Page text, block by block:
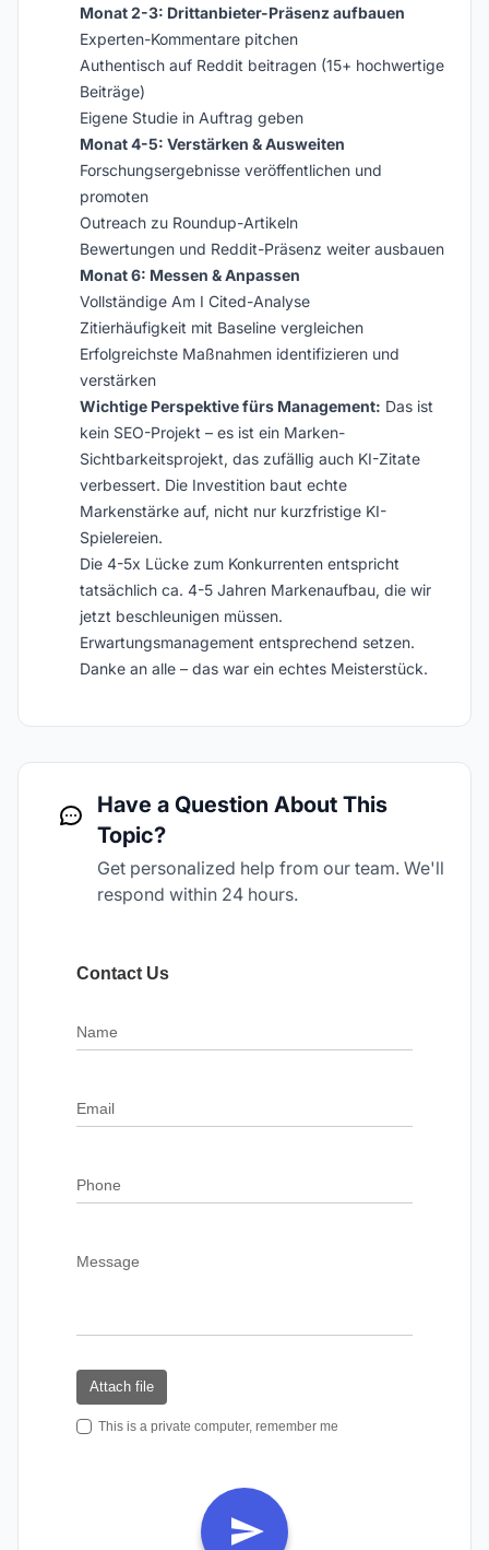
Monat 2-3: Drittanbieter-Präsenz aufbauen
Experten-Kommentare pitchen
Authentisch auf Reddit beitragen (15+ hochwertige
Beiträge)
Eigene Studie in Auftrag geben
Monat 4-5: Verstärken & Ausweiten
Forschungsergebnisse veröffentlichen und
promoten
Outreach zu Roundup-Artikeln
Bewertungen und Reddit-Präsenz weiter ausbauen
Monat 6: Messen & Anpassen
Vollständige Am I Cited-Analyse
Zitierhäufigkeit mit Baseline vergleichen
Erfolgreichste Maßnahmen identifizieren und
verstärken
Wichtige Perspektive fürs Management: Das ist
kein SEO-Projekt – es ist ein Marken-
Sichtbarkeitsprojekt, das zufällig auch KI-Zitate
verbessert. Die Investition baut echte
Markenstärke auf, nicht nur kurzfristige KI-
Spielereien.
Die 4-5x Lücke zum Konkurrenten entspricht
tatsächlich ca. 4-5 Jahren Markenaufbau, die wir
jetzt beschleunigen müssen.
Erwartungsmanagement entsprechend setzen.
Danke an alle – das war ein echtes Meisterstück.
Have a Question About This
Topic?
Get personalized help from our team. We'll
respond within 24 hours.